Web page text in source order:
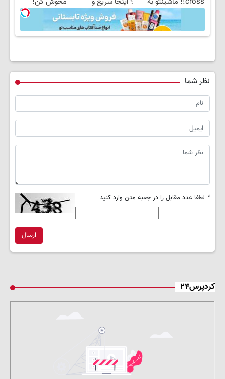
راحتی بفروش
راحت بفروش
نظر شما
* لطفا عدد مقابل را در جعبه متن وارد کنید
ارسال
کردپرس۲۴